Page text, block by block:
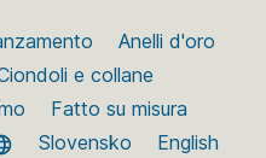
Anelli d'oro
e collane
Fatto su misura
Slovensko
English